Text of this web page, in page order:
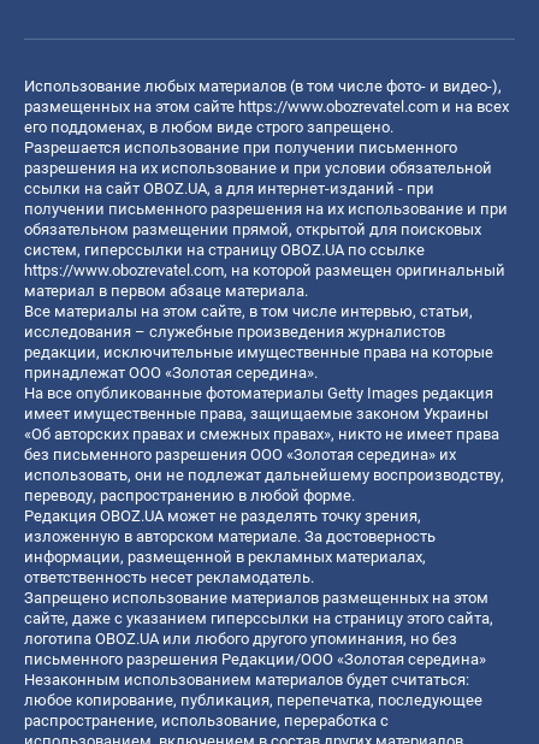
Использование любых материалов (в том числе фото- и видео-),
размещенных на этом сайте https://www.obozrevatel.com и на всех
его поддоменах, в любом виде строго запрещено.
Разрешается использование при получении письменного
разрешения на их использование и при условии обязательной
ссылки на сайт OBOZ.UA, а для интернет-изданий - при
получении письменного разрешения на их использование и при
обязательном размещении прямой, открытой для поисковых
систем, гиперссылки на страницу OBOZ.UA по ссылке
https://www.obozrevatel.com, на которой размещен оригинальный
материал в первом абзаце материала.
Все материалы на этом сайте, в том числе интервью, статьи,
исследования – служебные произведения журналистов
редакции, исключительные имущественные права на которые
принадлежат ООО «Золотая середина».
На все опубликованные фотоматериалы Getty Images редакция
имеет имущественные права, защищаемые законом Украины
«Об авторских правах и смежных правах», никто не имеет права
без письменного разрешения ООО «Золотая середина» их
использовать, они не подлежат дальнейшему воспроизводству,
переводу, распространению в любой форме.
Редакция OBOZ.UA может не разделять точку зрения,
изложенную в авторском материале. За достоверность
информации, размещенной в рекламных материалах,
ответственность несет рекламодатель.
Запрещено использование материалов размещенных на этом
сайте, даже с указанием гиперссылки на страницу этого сайта,
логотипа OBOZ.UA или любого другого упоминания, но без
письменного разрешения Редакции/ООО «Золотая середина»
Незаконным использованием материалов будет считаться:
любое копирование, публикация, перепечатка, последующее
распространение, использование, переработка с